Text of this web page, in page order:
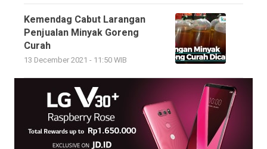
Kemendag Cabut Larangan
Penjualan Minyak Goreng
Curah
13 December 2021 - 11:50 WIB